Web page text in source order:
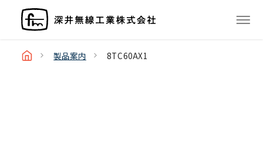
製品案内 8TC60AX1